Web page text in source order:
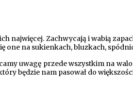
najwięcej. Zachwycają i wabią
one na sukienkach, bluzkach,
uwagę przede wszystkim na
będzie nam pasował do